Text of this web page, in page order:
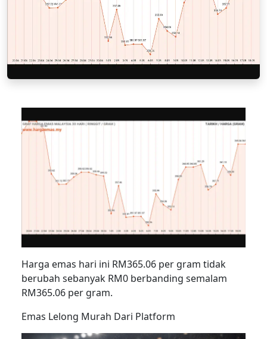
Harga emas hari ini RM365.06 per gram tidak
berubah sebanyak RM0 berbanding semalam
RM365.06 per gram.
Emas Lelong Murah Dari Platform